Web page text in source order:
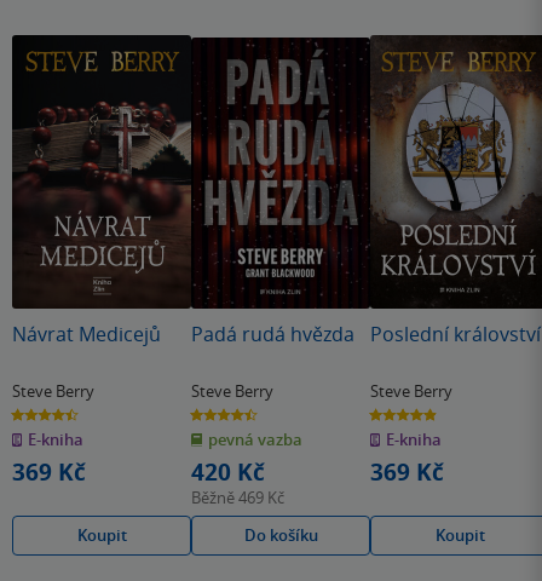
Návrat Medicejů
Steve Berry
4.5
z
5
hvězdiček
E-kniha
369 Kč
Koupit
Padá rudá hvězda
Steve Berry
4.5
z
5
hvězdiček
pevná vazba
420 Kč
Běžně469 Kč
Do košíku
Poslední království
Steve Berry
4.9
z
5
hvězdiček
E-kniha
369 Kč
Koupit